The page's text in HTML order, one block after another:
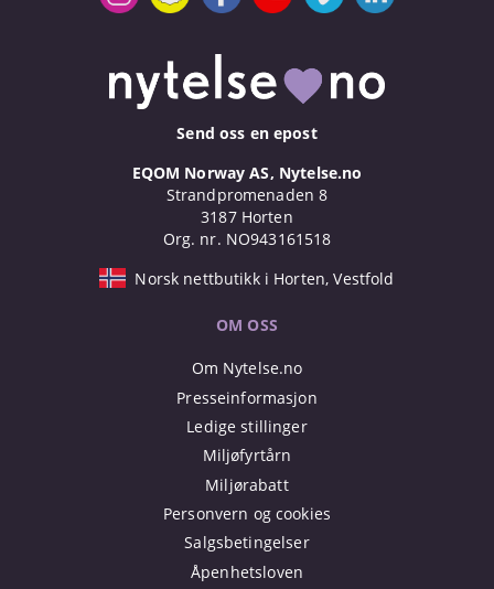
Send oss en epost
EQOM Norway AS, Nytelse.no
Strandpromenaden 8
3187 Horten
Org. nr. NO943161518
Norsk nettbutikk i Horten, Vestfold
OM OSS
Om Nytelse.no
Presseinformasjon
Ledige stillinger
Miljøfyrtårn
Miljørabatt
Personvern og cookies
Salgsbetingelser
Åpenhetsloven